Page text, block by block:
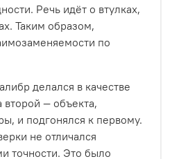
Речь идёт о втулках,
Таким образом,
по
делался в качестве
второй — объекта,
и подгонялся к первому.
не отличался
точности. Это было